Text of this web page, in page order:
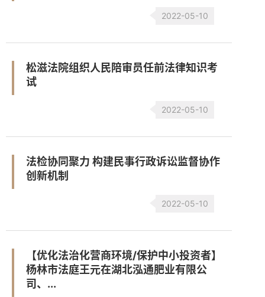
2022-05-10
松滋法院组织人民陪审员任前法律知识考
试
2022-05-10
法检协同聚力 构建民事行政诉讼监督协作
创新机制
2022-05-10
【优化法治化营商环境/保护中小投资者】
杨林市法庭王元在湖北泓通肥业有限公
司、...